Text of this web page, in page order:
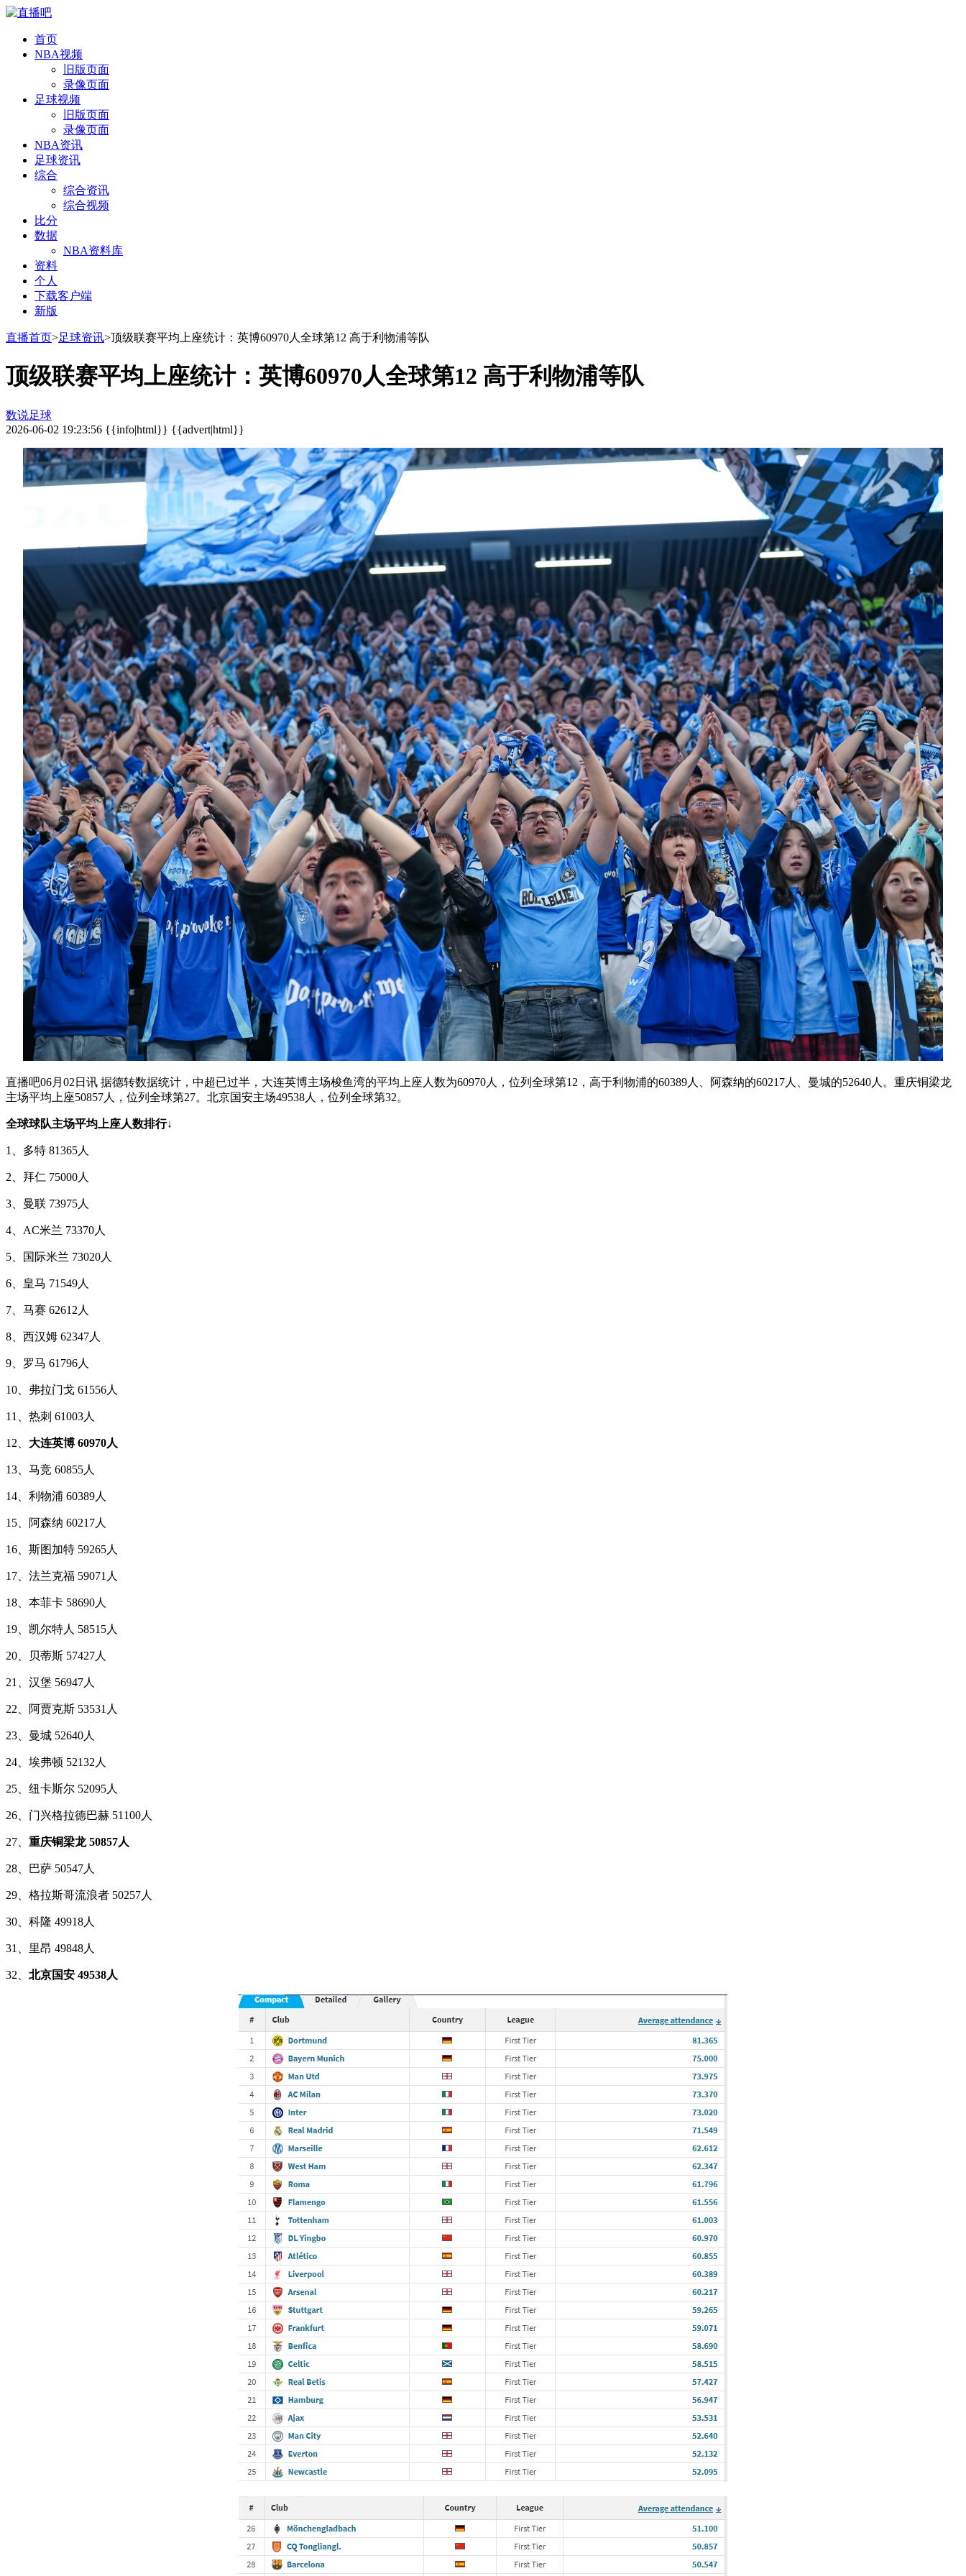
首页
NBA视频
旧版页面
录像页面
足球视频
旧版页面
录像页面
NBA资讯
足球资讯
综合
综合资讯
综合视频
比分
数据
NBA资料库
资料
个人
下载客户端
新版
直播首页>足球资讯>顶级联赛平均上座统计：英博60970人全球第12 高于利物浦等队
顶级联赛平均上座统计：英博60970人全球第12 高于利物浦等队
数说足球
2026-06-02 19:23:56 {{info|html}} {{advert|html}}
直播吧06月02日讯 据德转数据统计，中超已过半，大连英博主场梭鱼湾的平均上座人数为60970人，位列全球第12，高于利物浦的60389人、阿森纳的60217人、曼城的52640人。重庆铜梁龙
主场平均上座50857人，位列全球第27。北京国安主场49538人，位列全球第32。
全球球队主场平均上座人数排行↓
1、多特 81365人
2、拜仁 75000人
3、曼联 73975人
4、AC米兰 73370人
5、国际米兰 73020人
6、皇马 71549人
7、马赛 62612人
8、西汉姆 62347人
9、罗马 61796人
10、弗拉门戈 61556人
11、热刺 61003人
12、 大连英博 60970人
13、马竞 60855人
14、利物浦 60389人
15、阿森纳 60217人
16、斯图加特 59265人
17、法兰克福 59071人
18、本菲卡 58690人
19、凯尔特人 58515人
20、贝蒂斯 57427人
21、汉堡 56947人
22、阿贾克斯 53531人
23、曼城 52640人
24、埃弗顿 52132人
25、纽卡斯尔 52095人
26、门兴格拉德巴赫 51100人
27、 重庆铜梁龙 50857人
28、巴萨 50547人
29、格拉斯哥流浪者 50257人
30、科隆 49918人
31、里昂 49848人
32、 北京国安 49538人